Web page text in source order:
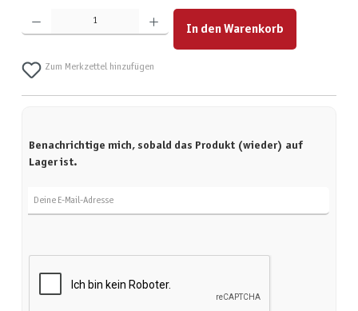
Produkt Anzahl: Gib den gewünschten Wert ein oder benutze die Schaltflächen um die Anzahl zu
In den Warenkorb
Zum Merkzettel hinzufügen
Benachrichtige mich, sobald das Produkt (wieder) auf
Lager ist.